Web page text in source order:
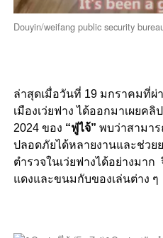
Douyin/weifang public security
ล่าสุดเมื่อวันที่ 19 มกราคมที่ผ่
เมืองเว่ยฟาง ได้ออกมาเผยค
2024 ของ “ฟู่ไจ้” พบว่าสามา
ปลอดภัยได้หลายงานและช่วย
ตำรวจในเว่ยฟางได้อย่างมาก
แดงและขนมกับของเล่นต่าง ๆ